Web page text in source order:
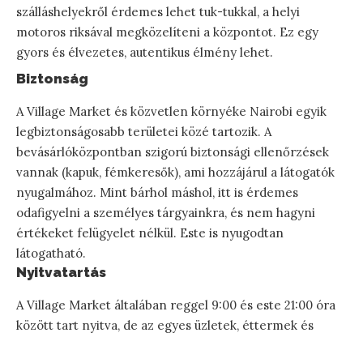
szálláshelyekről érdemes lehet tuk-tukkal, a helyi
motoros riksával megközelíteni a központot. Ez egy
gyors és élvezetes, autentikus élmény lehet.
Biztonság
A Village Market és közvetlen környéke Nairobi egyik
legbiztonságosabb területei közé tartozik. A
bevásárlóközpontban szigorú biztonsági ellenőrzések
vannak (kapuk, fémkeresők), ami hozzájárul a látogatók
nyugalmához. Mint bárhol máshol, itt is érdemes
odafigyelni a személyes tárgyainkra, és nem hagyni
értékeket felügyelet nélkül. Este is nyugodtan
látogatható.
Nyitvatartás
A Village Market általában reggel 9:00 és este 21:00 óra
között tart nyitva, de az egyes üzletek, éttermek és